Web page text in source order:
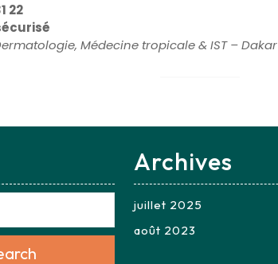
22
Médecine tropicale & IST – Dakar
Archives
juillet 2025
août 2023